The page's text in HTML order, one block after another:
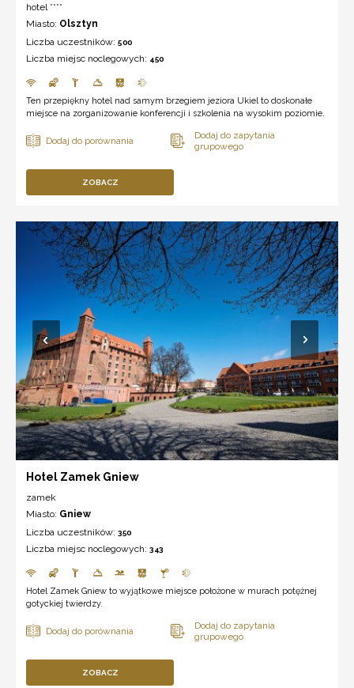
hotel ****
Miasto: Olsztyn
Liczba uczestników: 500
Liczba miejsc noclegowych: 450
Ten przepiękny hotel nad samym brzegiem jeziora Ukiel to doskonałe
miejsce na zorganizowanie konferencji i szkolenia na wysokim poziomie.
ZOBACZ
Hotel Zamek Gniew
zamek
Miasto: Gniew
Liczba uczestników: 350
Liczba miejsc noclegowych: 343
Hotel Zamek Gniew to wyjątkowe miejsce położone w murach potężnej
gotyckiej twierdzy.
ZOBACZ